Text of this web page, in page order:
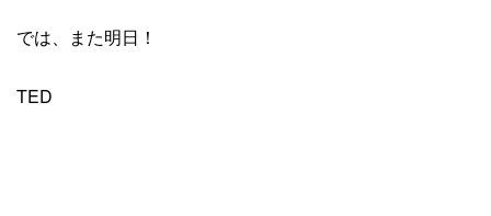
では、また明日！
TED